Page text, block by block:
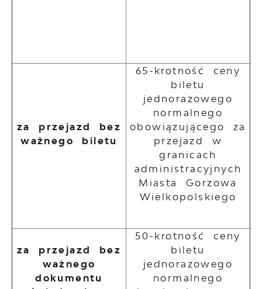
za przejazd bez
ważnego biletu
65-krotność ceny
biletu
jednorazowego
normalnego
obowiązującego za
przejazd w
granicach
administracyjnych
Miasta Gorzowa
Wielkopolskiego
za przejazd bez
ważnego
dokumentu
50-krotność ceny
biletu
jednorazowego
normalnego